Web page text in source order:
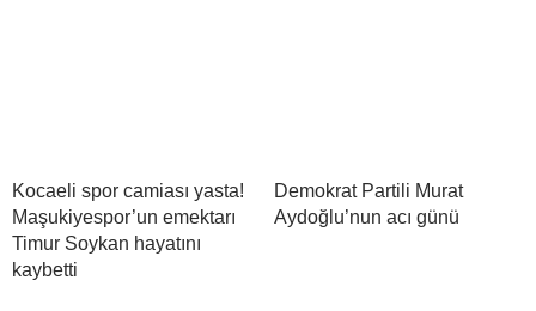
Kocaeli spor camiası yasta!
Maşukiyespor’un emektarı
Timur Soykan hayatını
kaybetti
Demokrat Partili Murat
Aydoğlu’nun acı günü